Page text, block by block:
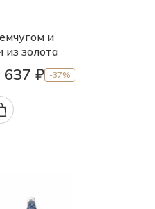
и
из золота
637 ₽ -37%